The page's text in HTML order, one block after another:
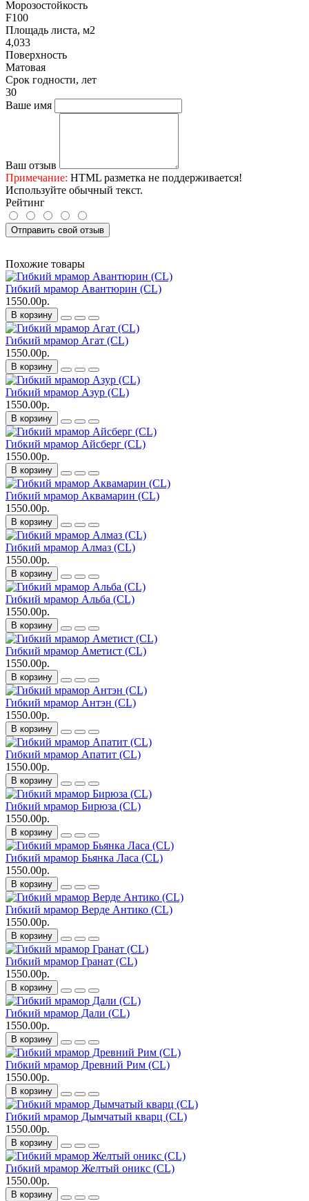
Морозостойкость
F100
Площадь листа, м2
4,033
Поверхность
Матовая
Срок годности, лет
30
Ваше имя
Ваш отзыв
Примечание: HTML разметка не поддерживается!
Используйте обычный текст.
Рейтинг
Отправить свой отзыв
Похожие товары
Гибкий мрамор Авантюрин (CL)
1550.00р.
В корзину
Гибкий мрамор Агат (CL)
1550.00р.
В корзину
Гибкий мрамор Азур (CL)
1550.00р.
В корзину
Гибкий мрамор Айсберг (CL)
1550.00р.
В корзину
Гибкий мрамор Аквамарин (CL)
1550.00р.
В корзину
Гибкий мрамор Алмаз (CL)
1550.00р.
В корзину
Гибкий мрамор Альба (CL)
1550.00р.
В корзину
Гибкий мрамор Аметист (CL)
1550.00р.
В корзину
Гибкий мрамор Антэн (CL)
1550.00р.
В корзину
Гибкий мрамор Апатит (CL)
1550.00р.
В корзину
Гибкий мрамор Бирюза (CL)
1550.00р.
В корзину
Гибкий мрамор Бьянка Ласа (CL)
1550.00р.
В корзину
Гибкий мрамор Верде Антико (CL)
1550.00р.
В корзину
Гибкий мрамор Гранат (CL)
1550.00р.
В корзину
Гибкий мрамор Дали (CL)
1550.00р.
В корзину
Гибкий мрамор Древний Рим (CL)
1550.00р.
В корзину
Гибкий мрамор Дымчатый кварц (CL)
1550.00р.
В корзину
Гибкий мрамор Желтый оникс (CL)
1550.00р.
В корзину